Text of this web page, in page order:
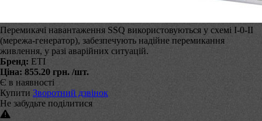
Перемикачі навантаження SSQ використовуються у схемі I-0-II
(мережа-генератор), забезпечують надійне перемикання
живлення, у разі аварійних ситуацій.
Бренд: ЕТІ
Ціна: 855.20 грн. /шт.
Є в наявності
Купити Зворотний дзвінок
Не забудьте поділитися